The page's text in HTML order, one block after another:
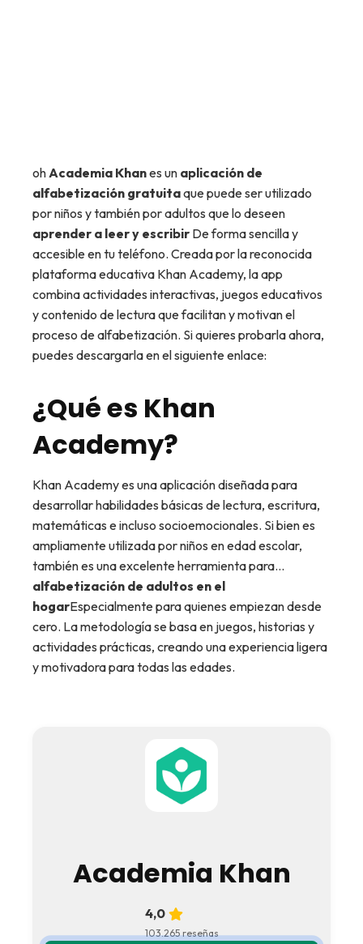
ohAcademia Khanes un aplicación de
alfabetización gratuitaque puede ser utilizado
por niños y también por adultos que lo deseen
aprender a leer y escribir De forma sencilla y
accesible en tu teléfono. Creada por la reconocida
plataforma educativa Khan Academy, la app
combina actividades interactivas, juegos educativos
y contenido de lectura que facilitan y motivan el
proceso de alfabetización. Si quieres probarla ahora,
puedes descargarla en el siguiente enlace:
¿Qué es Khan
Academy?
Khan Academy es una aplicación diseñada para
desarrollar habilidades básicas de lectura, escritura,
matemáticas e incluso socioemocionales. Si bien es
ampliamente utilizada por niños en edad escolar,
también es una excelente herramienta para...
alfabetización de adultos en el
hogarEspecialmente para quienes empiezan desde
cero. La metodología se basa en juegos, historias y
actividades prácticas, creando una experiencia ligera
y motivadora para todas las edades.
Academia Khan
4,0
103.265 reseñas